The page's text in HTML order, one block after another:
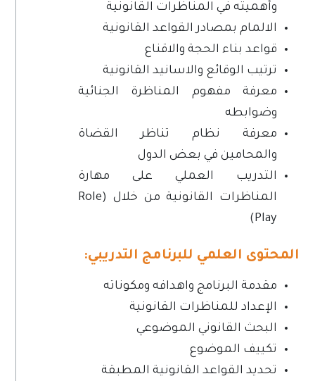
وأهميته في المناظرات القانونية
الالمام بمصادر القواعد القانونية
قواعد بناء الحجة والاقناع
ترتيب الوقائع والاسانيد القانونية
معرفة مفهوم المناظرة الجنائية
وضوابطه
معرفة نظام تناظر القضاة
والمحامين في بعض الدول
التدريب العملي على مهارة
المناظرات القانونية من خلال (Role
Play)
المحتوى العلمي للبرنامج التدريبي:
مقدمة البرنامج واهدافه ومكوناته
الإعداد للمناظرات القانونية
البحث القانوني الموضوعي
تكييف الموضوع
تحديد القواعد القانونية المطبقة